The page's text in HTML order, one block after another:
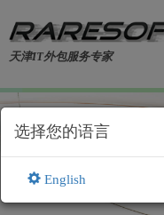
天津IT外包服务专家
关键词 -
选择您的语言
English